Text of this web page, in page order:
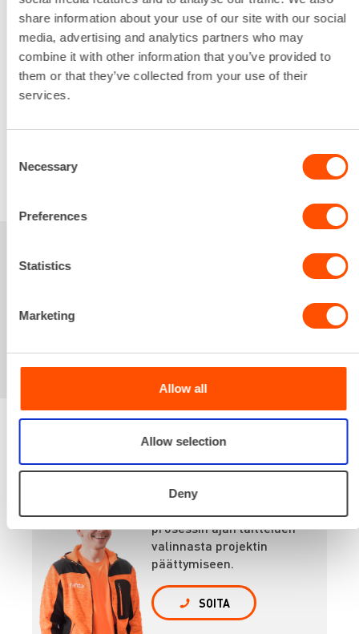
share information about your use of our site with our social
media, advertising and analytics partners who may
combine it with other information that you’ve provided to
them or that they’ve collected from your use of their
services.
Selection
Necessary
Preferences
Statistics
Marketing
Allow all
Allow selection
Deny
Vääntövoima
1000 Nm
Lataa lisää
Ensimmäinen pv 16,54 € / pv
Sinua saattaisi
kiinnostaa myös
Renta palvelee
prosessin ajan laitteiden
valinnasta projektin
päättymiseen.
SOITA